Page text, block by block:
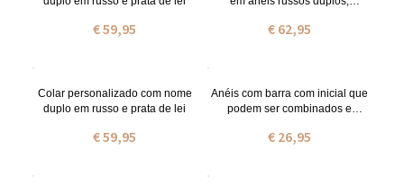
€ 59,95 € 62,95
Colar personalizado com nome
duplo em russo e prata de lei
€ 59,95
Anéis com barra com inicial que
podem ser combinados e
€ 26,95